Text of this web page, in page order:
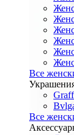
Все
Graff
Все